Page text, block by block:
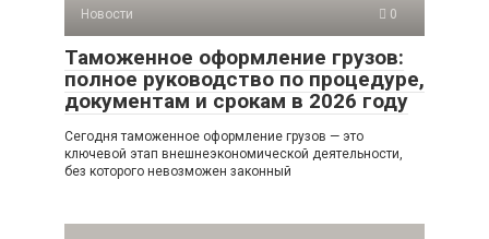
Новости 0
Таможенное оформление грузов:
полное руководство по процедуре,
документам и срокам в 2026 году
Сегодня таможенное оформление грузов — это
ключевой этап внешнеэкономической деятельности,
без которого невозможен законный